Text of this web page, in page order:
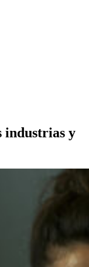
industrias y